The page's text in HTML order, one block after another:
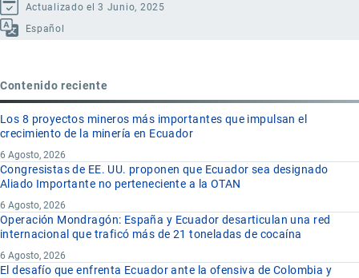
Actualizado el 3 Junio, 2025
Español
Contenido reciente
Los 8 proyectos mineros más importantes que impulsan el
crecimiento de la minería en Ecuador
6 Agosto, 2026
Congresistas de EE. UU. proponen que Ecuador sea designado
Aliado Importante no perteneciente a la OTAN
6 Agosto, 2026
Operación Mondragón: España y Ecuador desarticulan una red
internacional que traficó más de 21 toneladas de cocaína
6 Agosto, 2026
El desafío que enfrenta Ecuador ante la ofensiva de Colombia y